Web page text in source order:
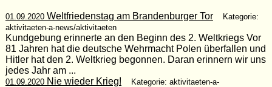
01.09.2020Weltfriedenstag am Brandenburger Tor
Kategorie:
aktivitaeten-a-news/aktivitaeten
Kundgebung erinnerte an den Beginn des 2. Weltkriegs Vor
81 Jahren hat die deutsche Wehrmacht Polen überfallen und
Hitler hat den 2. Weltkrieg begonnen. Daran erinnern wir uns
jedes Jahr am ...
01.09.2020Nie wieder Krieg!
Kategorie: aktivitaeten-a-